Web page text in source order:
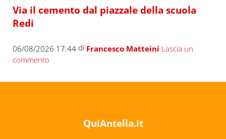
Via il cemento dal piazzale della scuola
Redi
06/08/2026 17:44di Francesco Matteini Lascia un
commento
QuiAntella.it